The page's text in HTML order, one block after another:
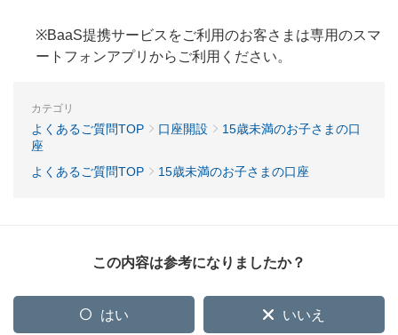
※BaaS提携サービスをご利用のお客さまは専用のスマ
ートフォンアプリからご利用ください。
カテゴリ
よくあるご質問TOP 口座開設
15歳未満のお子さまの口
座
よくあるご質問TOP
15歳未満のお子さまの口座
この内容は参考になりましたか？
はい いいえ